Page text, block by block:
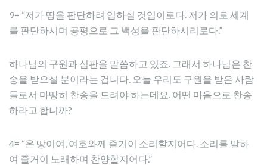
9= “저가 땅을 판단하려 임하실 것임이로다. 저가 의로 세계
를 판단하시며 공평으로 그 백성을 판단하시리로다.”
하나님의 구원과 심판을 말씀하고 있죠. 그래서 하나님은 찬
송을 받으실 분이라는 겁니다. 오늘 우리도 구원을 받은 사람
들로서 마땅히 찬송을 드려야 하는데요. 어떤 마음으로 찬송
하라고 합니까?
4= “온 땅이여, 여호와께 즐거이 소리할지어다. 소리를 발하
여 즐거이 노래하며 찬양할지어다.”